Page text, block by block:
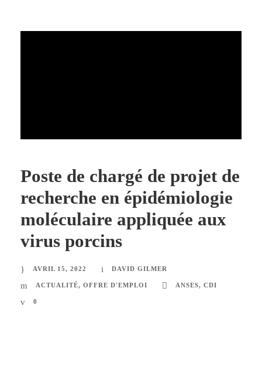
Poste de chargé de projet de
recherche en épidémiologie
moléculaire appliquée aux
virus porcins
AVRIL 15, 2022 DAVID GILMER
ACTUALITÉ, OFFRE D'EMPLOI ANSES, CDI
0